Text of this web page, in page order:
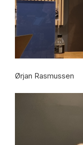
Ørjan Rasmussen